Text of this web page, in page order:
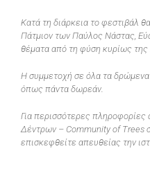
Κατά τη διάρκεια το φεστιβάλ
Πάτμιον των Παύλος Νάστας,
θέματα από τη φύση κυρίως
Η συμμετοχή σε όλα τα δρώμενα
όπως πάντα δωρεάν.
Για περισσότερες
Δέντρων – Community of Trees
επισκεφθείτε απευθείας την